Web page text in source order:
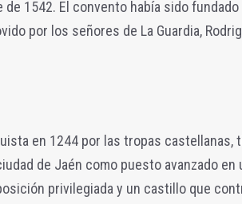
1542. El convento había sido fundado
por los señores de La Guardia,
en 1244 por las tropas castellanas,
de Jaén como puesto avanzado en
privilegiada y un castillo que